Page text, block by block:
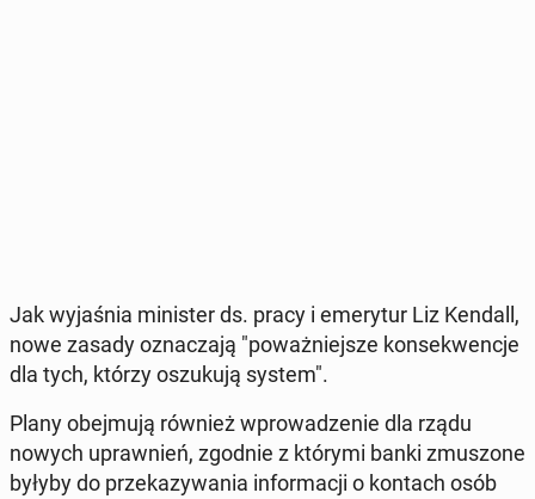
Jak wy­ja­śnia mi­ni­ster ds. pracy i eme­ry­tur Liz Kendall,
nowe zasady ozna­cza­ją "po­waż­niej­sze kon­se­kwen­cje
dla tych, którzy oszu­ku­ją system".
Plany obej­mu­ją również wpro­wa­dze­nie dla rządu
nowych upraw­nień, zgodnie z którymi banki zmu­szo­ne
byłyby do prze­ka­zy­wa­nia in­for­ma­cji o kontach osób